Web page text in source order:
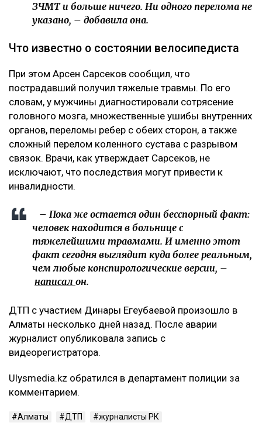
ЗЧМТ и больше ничего. Ни одного перелома не
указано, – добавила она.
Что известно о состоянии велосипедиста
При этом Арсен Сарсеков сообщил, что
пострадавший получил тяжелые травмы. По его
словам, у мужчины диагностировали сотрясение
головного мозга, множественные ушибы внутренних
органов, переломы ребер с обеих сторон, а также
сложный перелом коленного сустава с разрывом
связок. Врачи, как утверждает Сарсеков, не
исключают, что последствия могут привести к
инвалидности.
– Пока же остается один бесспорный факт:
человек находится в больнице с
тяжелейшими травмами. И именно этот
факт сегодня выглядит куда более реальным,
чем любые конспирологические версии, –
написал он.
ДТП с участием Динары Егеубаевой произошло в
Алматы несколько дней назад. После аварии
журналист опубликовала запись с
видеорегистратора.
Ulysmedia.kz обратился в департамент полиции за
комментарием.
Алматы ДТП
журналисты РК